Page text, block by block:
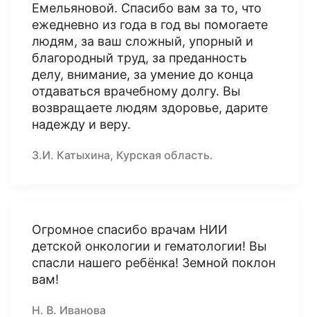
Емельяновой. Спасибо вам за то, что
ежедневно из года в год вы помогаете
людям, за ваш сложный, упорный и
благородный труд, за преданность
делу, внимание, за умение до конца
отдаваться врачебному долгу. Вы
возвращаете людям здоровье, дарите
надежду и веру.
З.И. Катыхина, Курская область.
Огромное спасибо врачам НИИ
детской онкологии и гематологии! Вы
спасли нашего ребёнка! Земной поклон
вам!
Н. В. Иванова